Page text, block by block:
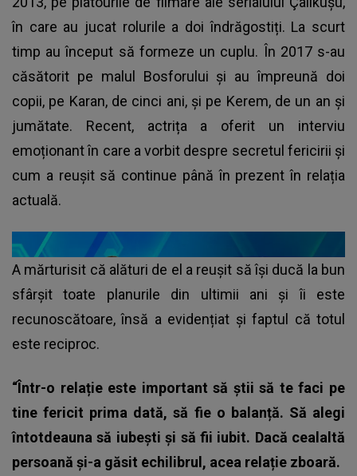
în care au jucat rolurile a doi îndrăgostiți. La scurt
timp au început să formeze un cuplu. În 2017 s-au
căsătorit pe malul Bosforului și au împreună doi
copii, pe Karan, de cinci ani, și pe Kerem, de un an și
jumătate. Recent, actrița a oferit un interviu
emoționant în care a vorbit despre secretul fericirii și
cum a reușit să continue până în prezent în relația
actuală.
A mărturisit că alături de el a reușit să își ducă la bun
sfârșit toate planurile din ultimii ani și îi este
recunoscătoare, însă a evidențiat și faptul că totul
este reciproc.
“Într-o relație este important să știi să te faci pe
tine fericit prima dată, să fie o balanță. Să alegi
întotdeauna să iubești și să fii iubit. Dacă cealaltă
persoană și-a găsit echilibrul, acea relație zboară.